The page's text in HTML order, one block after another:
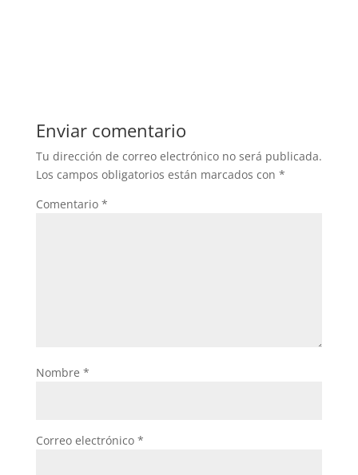
Enviar comentario
Tu dirección de correo electrónico no será publicada.
Los campos obligatorios están marcados con *
Comentario *
Nombre *
Correo electrónico *